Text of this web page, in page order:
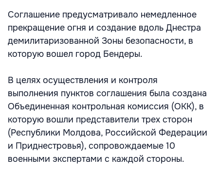
Соглашение предусматривало немедленное
прекращение огня и создание вдоль Днестра
демилитаризованной Зоны безопасности, в
которую вошел город Бендеры.
В целях осуществления и контроля
выполнения пунктов соглашения была создана
Объединенная контрольная комиссия (ОКК), в
которую вошли представители трех сторон
(Республики Молдова, Российской Федерации
и Приднестровья), сопровождаемые 10
военными экспертами с каждой стороны.